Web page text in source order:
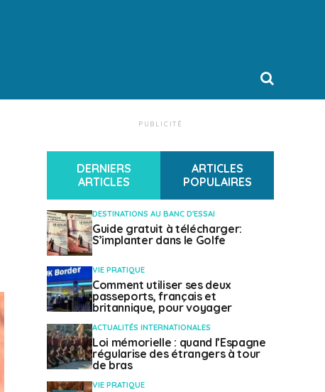
PUBLICITÉ
DERNIERS
ARTICLES
ARTICLES
POPULAIRES
DESTINATIONS AU BANC D'ESSAI
Guide gratuit à télécharger:
S’implanter dans le Golfe
VIE PRATIQUE
Comment utiliser ses deux
passeports, français et
britannique, pour voyager
ACTUALITÉS INTERNATIONALES
Loi mémorielle : quand l’Espagne
régularise des étrangers à tour
de bras
VIE PRATIQUE